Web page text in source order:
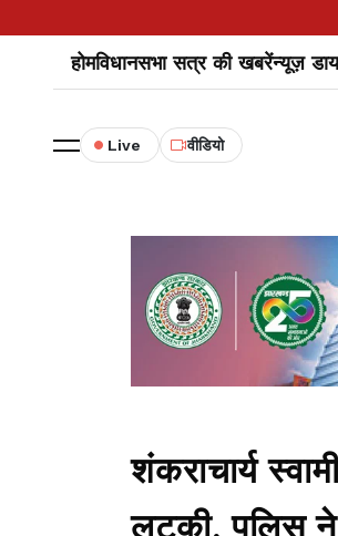
होमविधानसभा सत्र की खबरेंन्यूज़
Live वीडियो
शंकराचार्य
लटकी, पुलिस ने